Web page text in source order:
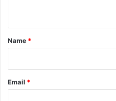
*
Name *
Email *